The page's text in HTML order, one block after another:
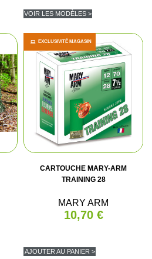
VOIR LES MODÈLES >
CARTOUCHE MARY-ARM
TRAINING 28
MARY ARM
10,70 €
AJOUTER AU PANIER >
EXCLUSIVITÉ MAGASIN